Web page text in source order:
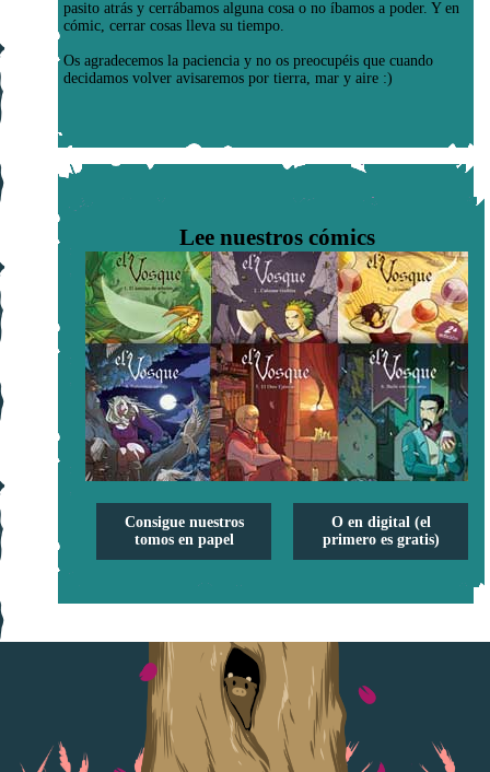
pasito atrás y cerrábamos alguna cosa o no íbamos a poder. Y en
cómic, cerrar cosas lleva su tiempo.
Os agradecemos la paciencia y no os preocupéis que cuando
decidamos volver avisaremos por tierra, mar y aire :)
Lee nuestros cómics
Consigue nuestros
tomos en papel
O en digital (el
primero es gratis)